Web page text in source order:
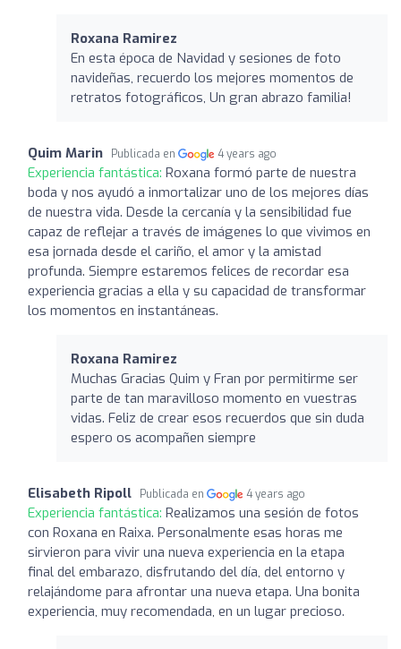
Roxana Ramirez
En esta época de Navidad y sesiones de foto
navideñas, recuerdo los mejores momentos de
retratos fotográficos, Un gran abrazo familia!
Quim Marin Publicada en 4 years ago
Experiencia fantástica: Roxana formó parte de nuestra
boda y nos ayudó a inmortalizar uno de los mejores días
de nuestra vida. Desde la cercanía y la sensibilidad fue
capaz de reflejar a través de imágenes lo que vivimos en
esa jornada desde el cariño, el amor y la amistad
profunda. Siempre estaremos felices de recordar esa
experiencia gracias a ella y su capacidad de transformar
los momentos en instantáneas.
Roxana Ramirez
Muchas Gracias Quim y Fran por permitirme ser
parte de tan maravilloso momento en vuestras
vidas. Feliz de crear esos recuerdos que sin duda
espero os acompañen siempre
Elisabeth Ripoll Publicada en 4 years ago
Experiencia fantástica: Realizamos una sesión de fotos
con Roxana en Raixa. Personalmente esas horas me
sirvieron para vivir una nueva experiencia en la etapa
final del embarazo, disfrutando del día, del entorno y
relajándome para afrontar una nueva etapa. Una bonita
experiencia, muy recomendada, en un lugar precioso.